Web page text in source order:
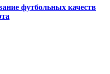
футбольных качеств